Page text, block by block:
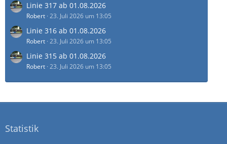
Linie 317 ab 01.08.2026
Robert 23. Juli 2026 um 13:05
Linie 316 ab 01.08.2026
Robert 23. Juli 2026 um 13:05
Linie 315 ab 01.08.2026
Robert 23. Juli 2026 um 13:05
Statistik